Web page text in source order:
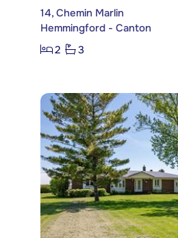
14, Chemin Marlin
Hemmingford - Canton
2
3